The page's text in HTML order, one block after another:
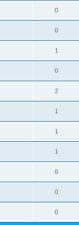
0
0
1
0
2
1
1
1
0
0
0